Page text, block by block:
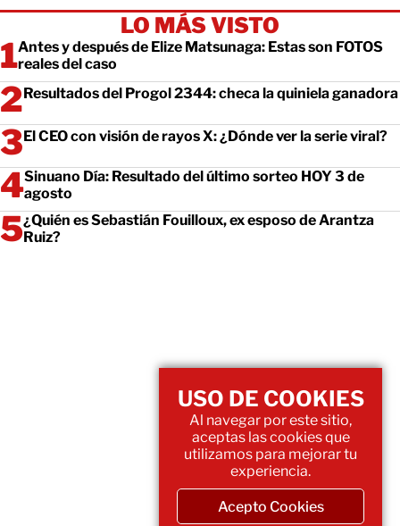
LO MÁS VISTO
Antes y después de Elize Matsunaga: Estas son FOTOS
reales del caso
Resultados del Progol 2344: checa la quiniela ganadora
El CEO con visión de rayos X: ¿Dónde ver la serie viral?
Sinuano Día: Resultado del último sorteo HOY 3 de
agosto
¿Quién es Sebastián Fouilloux, ex esposo de Arantza
Ruiz?
USO DE COOKIES
Al navegar por este sitio,
aceptas las cookies que
utilizamos para mejorar tu
experiencia.
Acepto Cookies